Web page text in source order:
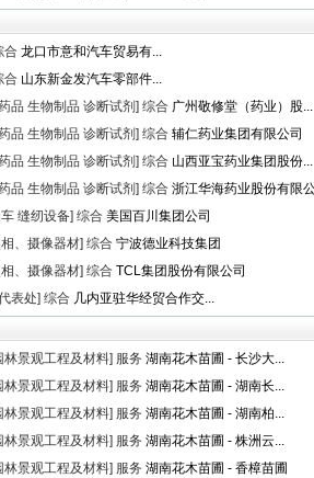
合 龙口市意和汽车贸易有...
合 山东新金发汽车零部件...
品 生物制品 诊断试剂] 综合 广州敬修堂（药业）股...
品 生物制品 诊断试剂] 综合 辅仁药业集团有限公司
品 生物制品 诊断试剂] 综合 山西亚宝药业集团股份...
品 生物制品 诊断试剂] 综合 浙江华海药业股份有限
缝纫设备] 综合 美国百川集团公司
、摄像器材] 综合 宁波德业科技集团
、摄像器材] 综合 TCL集团股份有限公司
表处] 综合 几内亚驻华经贸合作交...
林景观工程及材料] 服务 湖南花木苗圃 - 长沙大...
林景观工程及材料] 服务 湖南花木苗圃 - 湖南长...
林景观工程及材料] 服务 湖南花木苗圃 - 湖南柏...
林景观工程及材料] 服务 湖南花木苗圃 - 株洲云...
林景观工程及材料] 服务 湖南花木苗圃 - 香樟苗圃